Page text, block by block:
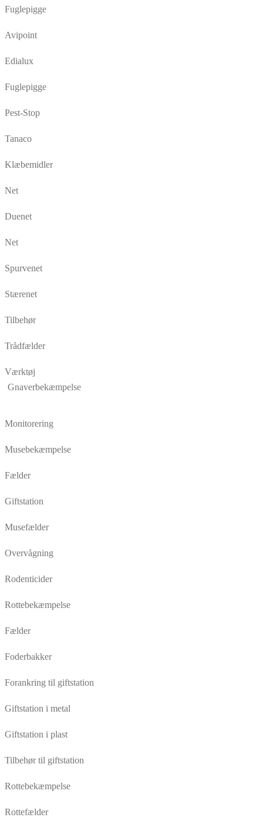
Fuglepigge
Avipoint
Edialux
Fuglepigge
Pest-Stop
Tanaco
Klæbemidler
Net
Duenet
Net
Spurvenet
Stærenet
Tilbehør
Trådfælder
Værktøj
Gnaverbekæmpelse
Monitorering
Musebekæmpelse
Fælder
Giftstation
Musefælder
Overvågning
Rodenticider
Rottebekæmpelse
Fælder
Foderbakker
Forankring til giftstation
Giftstation i metal
Giftstation i plast
Tilbehør til giftstation
Rottebekæmpelse
Rottefælder